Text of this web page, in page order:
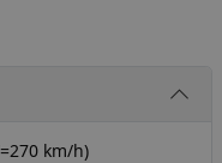
km/h)